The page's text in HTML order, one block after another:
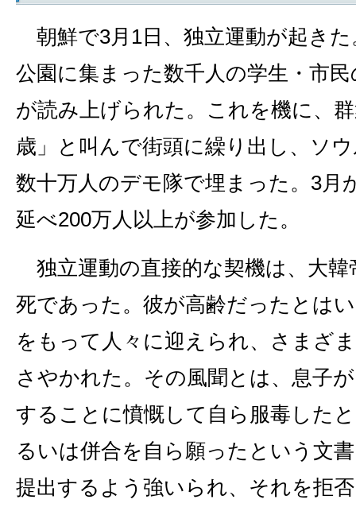
朝鮮で3月1日、独立運動が起き
公園に集まった数千人の学生・市
が読み上げられた。これを機に、
歳」と叫んで街頭に繰り出し、ソ
数十万人のデモ隊で埋まった。3月
延べ200万人以上が参加した。
独立運動の直接的な契機は、大韓
死であった。彼が高齢だったとは
をもって人々に迎えられ、さまざ
さやかれた。その風聞とは、息子
することに憤慨して自ら服毒した
るいは併合を自ら願ったという文
提出するよう強いられ、それを拒